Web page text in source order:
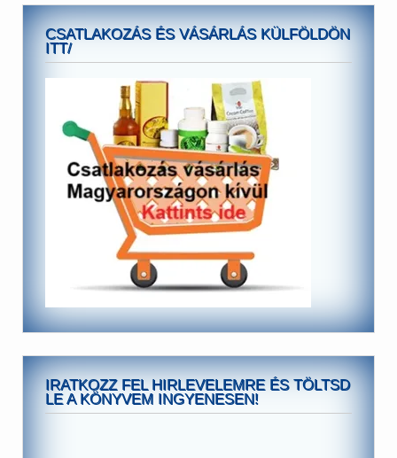
CSATLAKOZÁS ÉS VÁSÁRLÁS KÜLFÖLDÖN
ITT/
IRATKOZZ FEL HIRLEVELEMRE ÉS TÖLTSD
LE A KÖNYVEM INGYENESEN!